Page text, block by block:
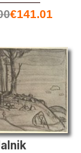
€141.01